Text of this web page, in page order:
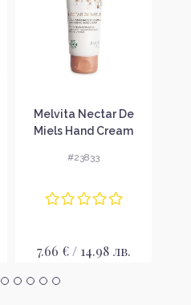
Melvita Nectar De
Miels Hand Cream
ръце
#23833
7.66 € / 14.98 лв.